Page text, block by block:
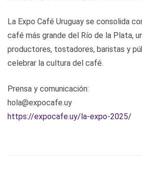
La Expo Café Uruguay se consolida
café más grande del Río de la Plata,
productores, tostadores, baristas y
celebrar la cultura del café.
Prensa y comunicación:
hola@expocafe.uy
https://expocafe.uy/la-expo-2025/